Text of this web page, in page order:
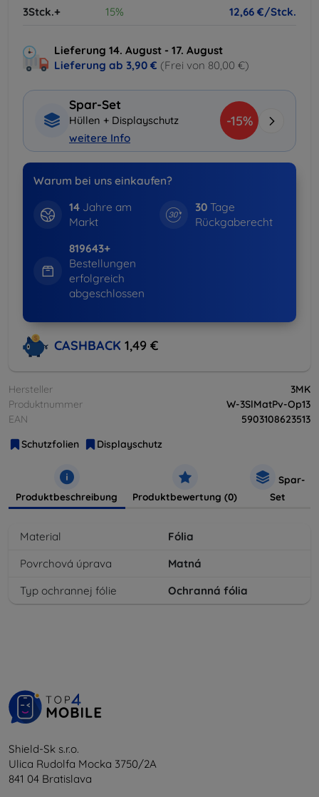
3Stck.+ 15% 12,66 €/Stck.
Lieferung 14. August - 17. August
Lieferung ab 3,90 € (Frei von 80,00 €)
Spar-Set
Hüllen + Displayschutz
weitere Info
-15%
Warum bei uns einkaufen?
14Jahre am
Markt
30 Tage
Rückgaberecht
819643+
Bestellungen
erfolgreich
abgeschlossen
CASHBACK 1,49 €
Hersteller
3MK
Produktnummer
W-3SlMatPv-Op13
EAN
5903108623513
Schutzfolien
Displayschutz
Produktbeschreibung Produktbewertung (0)
Spar-
Set
Material
Fólia
Povrchová úprava
Matná
Typ ochrannej fólie
Ochranná fólia
Shield-Sk s.r.o.
Ulica Rudolfa Mocka 3750/2A
841 04 Bratislava